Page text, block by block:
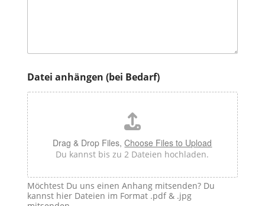
Datei anhängen (bei Bedarf)
Drag & Drop Files,Choose Files to Upload
Du kannst bis zu 2 Dateien hochladen.
Möchtest Du uns einen Anhang mitsenden? Du
kannst hier Dateien im Format .pdf & .jpg